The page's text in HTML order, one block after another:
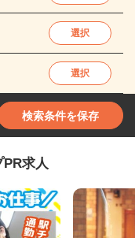
選択
選択
検索条件を保存
求人